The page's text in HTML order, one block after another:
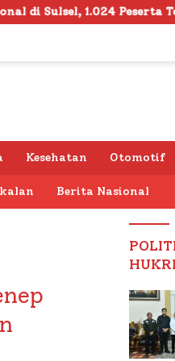
Terdaftar
Kesehatan Otomotif
Berita Nasional